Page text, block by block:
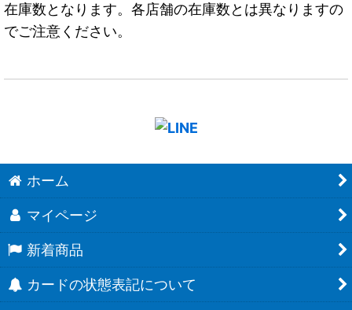
在庫数となります。各店舗の在庫数とは異なりますの
でご注意ください。
ホーム
マイページ
新着商品
カードの状態表記について